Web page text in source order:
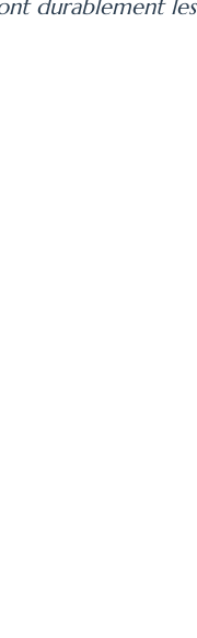
durablement